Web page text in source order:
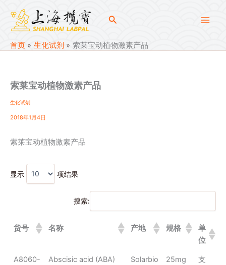
搜
首页 生化试剂 索莱宝动植物激素产品
索莱宝动植物激素产品
生化试剂
2018年1月4日
索莱宝动植物激素产品
显示 项结果
搜索:
货号 名称 产地 规格
单
位
A8060-
Abscisic acid (ABA)
Solarbio 25mg 支